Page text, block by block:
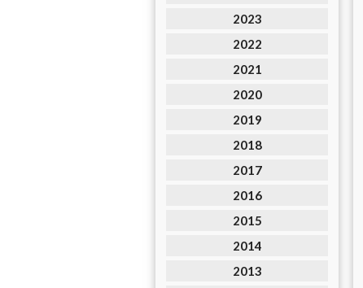
2023
2022
2021
2020
2019
2018
2017
2016
2015
2014
2013